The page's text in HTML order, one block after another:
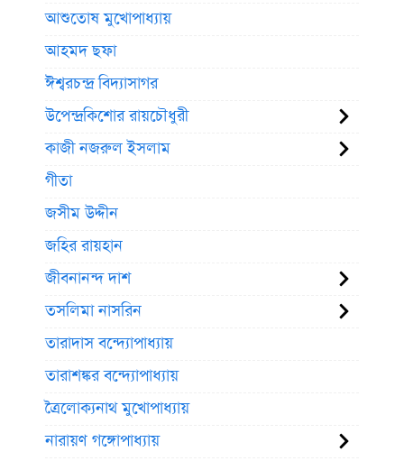
আশুতোষ মুখোপাধ্যায়
আহমদ ছফা
ঈশ্বরচন্দ্র বিদ্যাসাগর
উপেন্দ্রকিশোর রায়চৌধুরী
কাজী নজরুল ইসলাম
গীতা
জসীম উদ্দীন
জহির রায়হান
জীবনানন্দ দাশ
তসলিমা নাসরিন
তারাদাস বন্দ্যোপাধ্যায়
তারাশঙ্কর বন্দ্যোপাধ্যায়
ত্রৈলোক্যনাথ মুখোপাধ্যায়
নারায়ণ গঙ্গোপাধ্যায়